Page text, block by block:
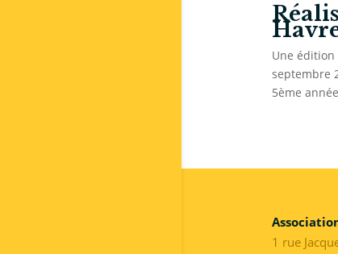
Une édition
septembre
5ème
1 rue